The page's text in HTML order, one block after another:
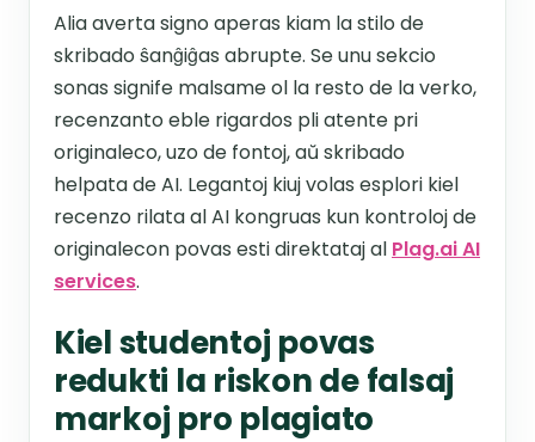
Alia averta signo aperas kiam la stilo de
skribado ŝanĝiĝas abrupte. Se unu sekcio
sonas signife malsame ol la resto de la verko,
recenzanto eble rigardos pli atente pri
originaleco, uzo de fontoj, aŭ skribado
helpata de AI. Legantoj kiuj volas esplori kiel
recenzo rilata al AI kongruas kun kontroloj de
originalecon povas esti direktataj al Plag.ai AI
services.
Kiel studentoj povas
redukti la riskon de falsaj
markoj pro plagiato